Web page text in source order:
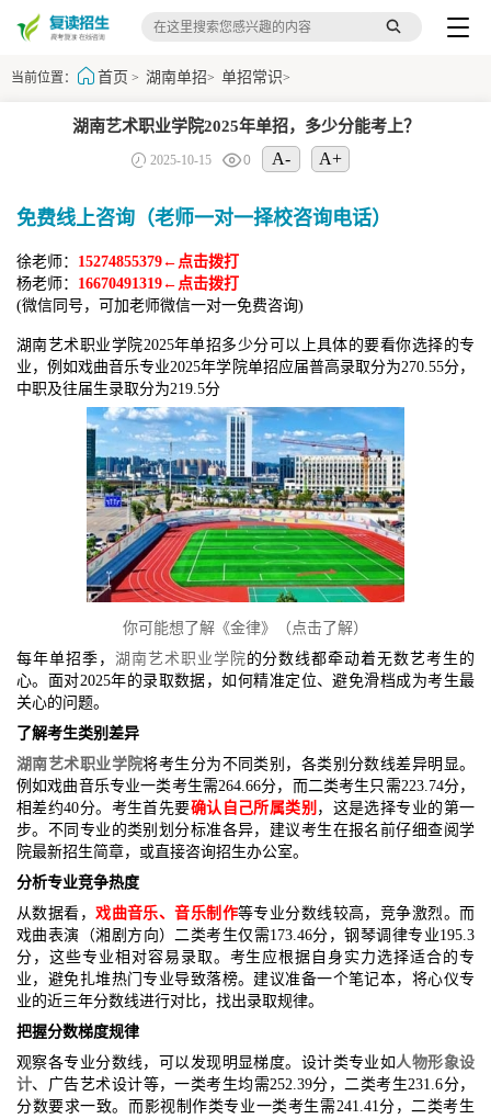
当前位置： 首页 > 湖南单招> 单招常识>
湖南艺术职业学院2025年单招，多少分能考上？
2025-10-15 0 A- A+
免费线上咨询（老师一对一择校咨询电话）
徐老师： 15274855379←点击拨打
杨老师： 16670491319←点击拨打
(微信同号，可加老师微信一对一免费咨询)
湖南艺术职业学院2025年单招多少分可以上具体的要看你选择的专
业，例如戏曲音乐专业2025年学院单招应届普高录取分为270.55分，
中职及往届生录取分为219.5分
你可能想了解《金律》（点击了解）
每年单招季， 湖南艺术职业学院的分数线都牵动着无数艺考生的
心。面对2025年的录取数据，如何精准定位、避免滑档成为考生最
关心的问题。
了解考生类别差异
湖南艺术职业学院将考生分为不同类别，各类别分数线差异明显。
例如戏曲音乐专业一类考生需264.66分，而二类考生只需223.74分，
相差约40分。考生首先要确认自己所属类别 ，这是选择专业的第一
步。不同专业的类别划分标准各异，建议考生在报名前仔细查阅学
院最新招生简章，或直接咨询招生办公室。
分析专业竞争热度
从数据看，戏曲音乐、音乐制作等专业分数线较高，竞争激烈。而
戏曲表演（湘剧方向）二类考生仅需173.46分，钢琴调律专业195.3
分，这些专业相对容易录取。考生应根据自身实力选择适合的专
业，避免扎堆热门专业导致落榜。建议准备一个笔记本，将心仪专
业的近三年分数线进行对比，找出录取规律。
把握分数梯度规律
观察各专业分数线，可以发现明显梯度。设计类专业如人物形象设
计、广告艺术设计等，一类考生均需252.39分，二类考生231.6分，
分数要求一致。而影视制作类专业一类考生需241.41分，二类考生